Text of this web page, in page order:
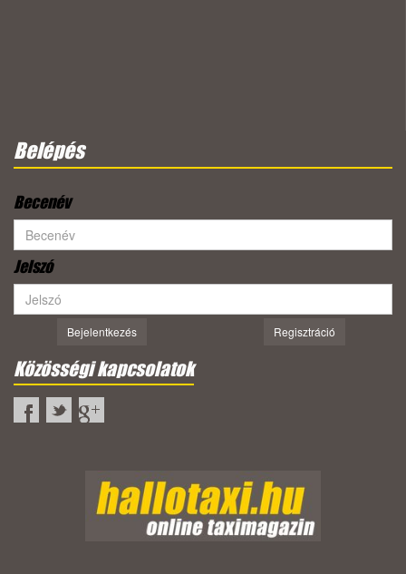
Belépés
Becenév
Jelszó
Bejelentkezés Regisztráció
Közösségi kapcsolatok